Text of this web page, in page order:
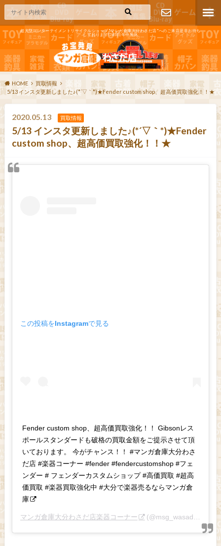
超大型エンターテイメントリサイクルショップ"マンガ倉庫大分わさだ店"へのご来店是非お待ち
しております!365日年中無休
お問い合わ
せ
HOME
買取情報
5/13 インスタ更新しました♪(*´▽｀*)★Fender custom shop、超高価買取強化！！★
2020.05.13 買取情報
5/13 インスタ更新しました♪(*´▽｀*)★Fender
custom shop、超高価買取強化！！★
この投稿をInstagramで見る
Fender custom shop、超高価買取強化！！ Gibsonレス
ポールスタンダードも破格の買取金額をご提示させて頂
いております。 今がチャンス！！ #マンガ倉庫大分わさ
だ店 #楽器コーナー #fender #fendercustomshop #フェ
ンダー # フェンダーカスタムショップ #高価買取 #超高
価買取 #楽器買取強化中 #大分で楽器売るならマンガ倉
庫
マンガ倉庫大分わさだ店楽器コーナー (@msg_wasada)がシェアした投稿 –